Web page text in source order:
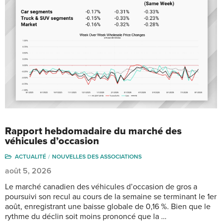
Rapport hebdomadaire du marché des
véhicules d’occasion
ACTUALITÉ NOUVELLES DES ASSOCIATIONS
août 5, 2026
Le marché canadien des véhicules d’occasion de gros a
poursuivi son recul au cours de la semaine se terminant le 1er
août, enregistrant une baisse globale de 0,16 %. Bien que le
rythme du déclin soit moins prononcé que la …